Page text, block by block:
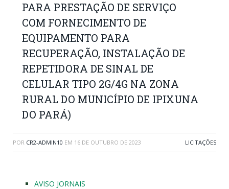
PARA PRESTAÇÃO DE SERVIÇO
COM FORNECIMENTO DE
EQUIPAMENTO PARA
RECUPERAÇÃO, INSTALAÇÃO DE
REPETIDORA DE SINAL DE
CELULAR TIPO 2G/4G NA ZONA
RURAL DO MUNICÍPIO DE IPIXUNA
DO PARÁ)
POR CR2-ADMIN10 EM 16 DE OUTUBRO DE 2023 LICITAÇÕES
AVISO JORNAIS